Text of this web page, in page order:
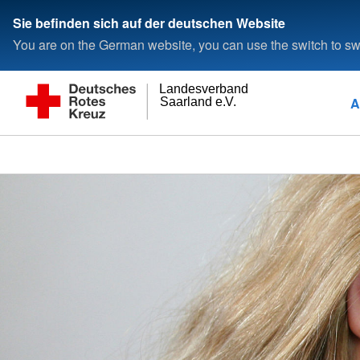
Sie befinden sich auf der deutschen Website
You are on the German website, you can use the switch to
Saarland e.V.
Landesverband